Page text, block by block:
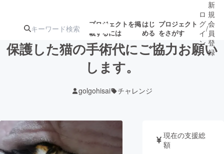
プロジェクトを掲
載するには
はじ
める
プロジェクト
をさがす
ジェクト
ロジェクト
アート・写真 音楽
ロ
グ
イ
ン
/
新
規
会
員
登
録
保護した猫の手術代にご協力お願い
します。
golgohisai チャレンジ
現在の支援総
額